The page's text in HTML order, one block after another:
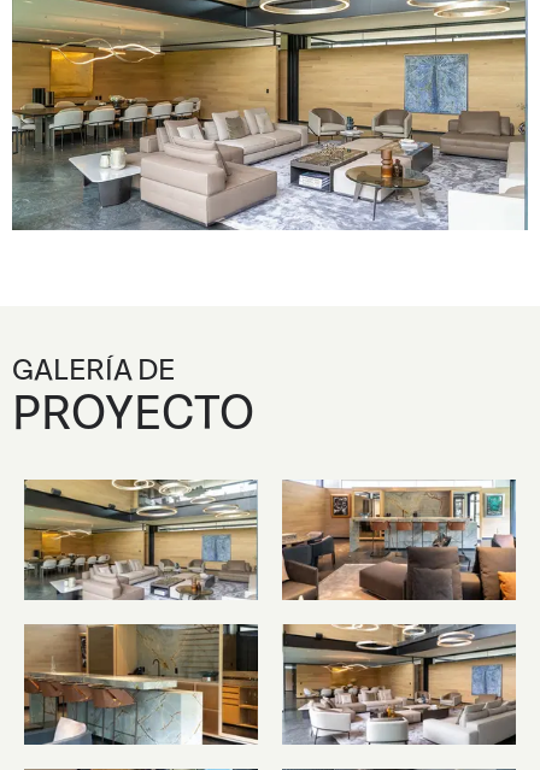
GALERÍA DE
PROYECTO